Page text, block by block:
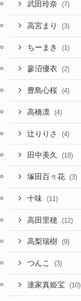
武田玲奈 (7)
高宮まり (3)
ちーまき (1)
蓼沼優衣 (2)
豊島心桜 (4)
高橋凛 (4)
辻りりさ (4)
田中美久 (18)
塚田百々花 (3)
十味 (11)
高田里穂 (12)
高梨瑞樹 (9)
つんこ (3)
達家真姫宝 (10)